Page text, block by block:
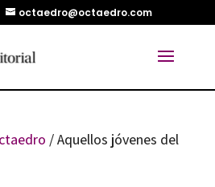
octaedro@octaedro.com
/ Aquellos jóvenes del